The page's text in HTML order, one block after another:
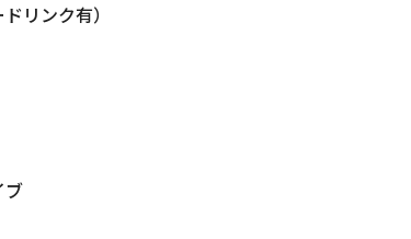
リンク有）
ブ